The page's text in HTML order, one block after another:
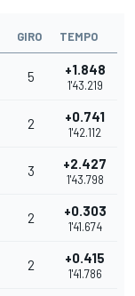
GIRO TEMPO
5 +1.848
1'43.219
2 +0.741
1'42.112
3 +2.427
1'43.798
2 +0.303
1'41.674
2 +0.415
1'41.786